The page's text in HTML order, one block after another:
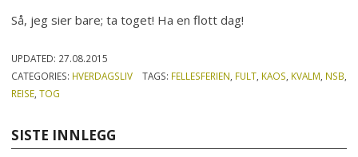
Så, jeg sier bare; ta toget! Ha en flott dag!
UPDATED: 27.08.2015
CATEGORIES: HVERDAGSLIV TAGS: FELLESFERIEN, FULT, KAOS, KVALM, NSB,
REISE,TOG
SISTE INNLEGG